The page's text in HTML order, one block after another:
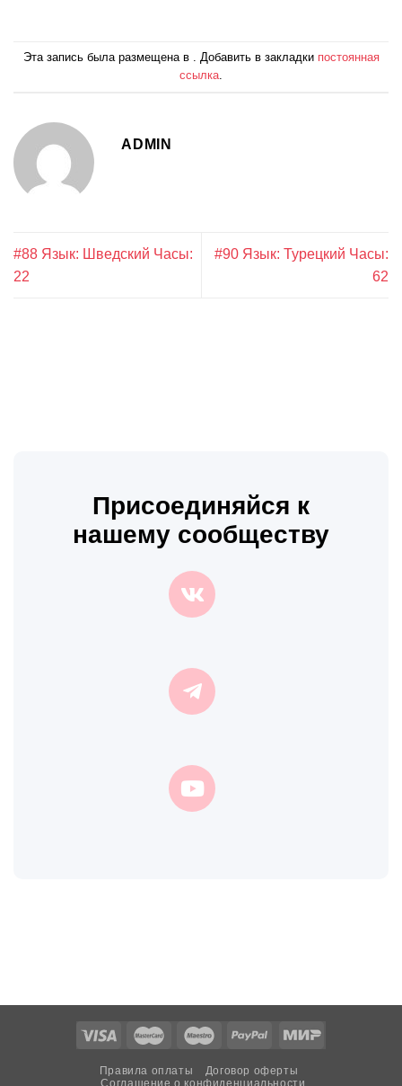
Эта запись была размещена в . Добавить в закладки постоянная
ссылка
ADMIN
#88 Язык: Шведский Часы:
22
#90 Язык: Турецкий Часы:
62
Присоединяйся к
нашему сообществу
Правила оплаты
Договор оферты